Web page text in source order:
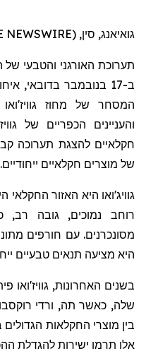
גואיאנג, סין, Dec. 02, 2025 (GLOBE NEWSWIRE) --
ב-17 בנובמבר בדובאי,
המסחר של מחוז
של מוצרים חקלאיים ייחודיים.
גוויג'ואו היא האזור החקלאי
רוחב נמוכים, גובה רב,
מסונכרנים. עם חורפים
היא מציעה תנאים טבעיים
בשנים האחרונות,
שלה, כאשר תה, ורדי
בין מוצרי החקלאות
אלו תרמו ישירות להגדלת ההכנסות של